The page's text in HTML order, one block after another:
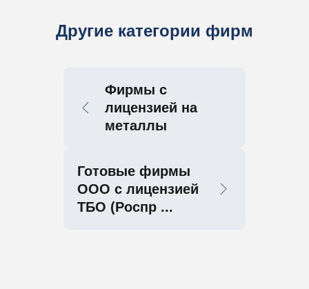
Другие категории фирм
Фирмы с
лицензией на
металлы
Готовые фирмы
ООО с лицензией
ТБО (Роспр ...